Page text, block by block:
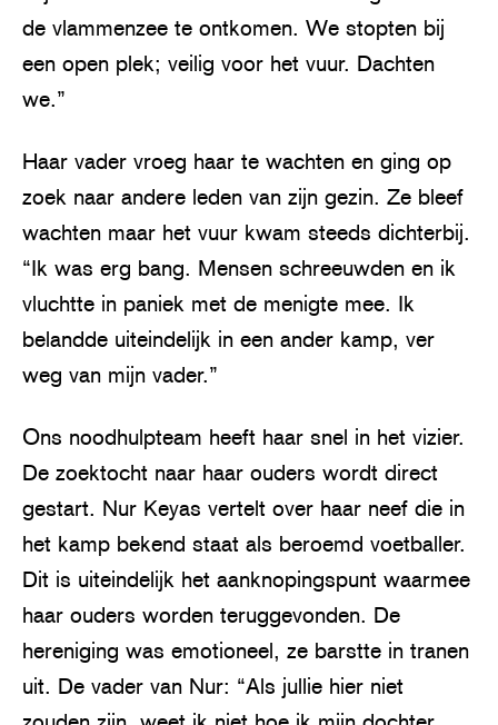
de vlammenzee te ontkomen. We stopten bij
een open plek; veilig voor het vuur. Dachten
we.”
Haar vader vroeg haar te wachten en ging op
zoek naar andere leden van zijn gezin. Ze bleef
wachten maar het vuur kwam steeds dichterbij.
“Ik was erg bang. Mensen schreeuwden en ik
vluchtte in paniek met de menigte mee. Ik
belandde uiteindelijk in een ander kamp, ver
weg van mijn vader.”
Ons noodhulpteam heeft haar snel in het vizier.
De zoektocht naar haar ouders wordt direct
gestart. Nur Keyas vertelt over haar neef die in
het kamp bekend staat als beroemd voetballer.
Dit is uiteindelijk het aanknopingspunt waarmee
haar ouders worden teruggevonden. De
hereniging was emotioneel, ze barstte in tranen
uit. De vader van Nur: “Als jullie hier niet